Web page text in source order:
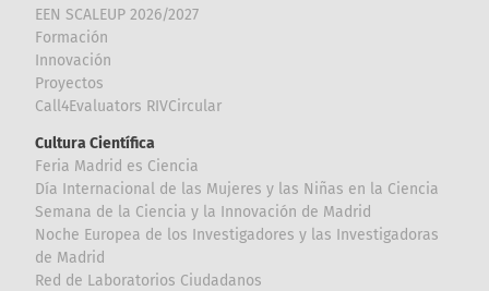
EEN SCALEUP 2026/2027
Formación
Innovación
Proyectos
Call4Evaluators RIVCircular
Cultura Científica
Feria Madrid es Ciencia
Día Internacional de las Mujeres y las Niñas en la Ciencia
Semana de la Ciencia y la Innovación de Madrid
Noche Europea de los Investigadores y las Investigadoras
de Madrid
Red de Laboratorios Ciudadanos